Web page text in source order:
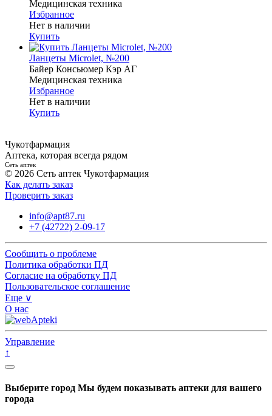
Медицинская техника
Избранное
Нет в наличии
Купить
Ланцеты Microlet, №200
Байер Консьюмер Кэр АГ
Медицинская техника
Избранное
Нет в наличии
Купить
Чукотфармация
Аптека, которая всегда рядом
Сеть аптек
© 2026 Сеть аптек Чукотфармация
Как делать заказ
Проверить заказ
info@apt87.ru
+7 (42722) 2-09-17
Сообщить о проблеме
Политика обработки ПД
Согласие на обработку ПД
Пользовательское соглашение
Еще ∨
О нас
Управление
↑
Выберите город Мы будем показывать аптеки для вашего
города